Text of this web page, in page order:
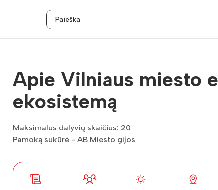
Apie Vilniaus miesto
ekosistemą
Maksimalus dalyvių skaičius: 20
Pamoką sukūrė - AB Miesto gijos